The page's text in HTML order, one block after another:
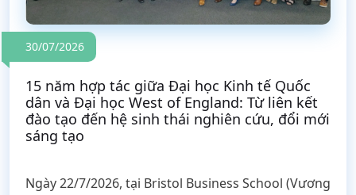
30/07/2026
15 năm hợp tác giữa Đại học Kinh tế Quốc
dân và Đại học West of England: Từ liên kết
đào tạo đến hệ sinh thái nghiên cứu, đổi mới
sáng tạo
Ngày 22/7/2026, tại Bristol Business School (Vương